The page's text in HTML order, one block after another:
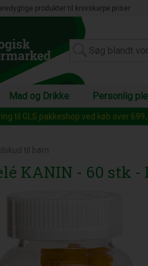
produkter til knivskarpe priser
Mad og Drikke Personlig
til GLS pakkeshop ved køb over
til børn
KANIN - 60 stk -